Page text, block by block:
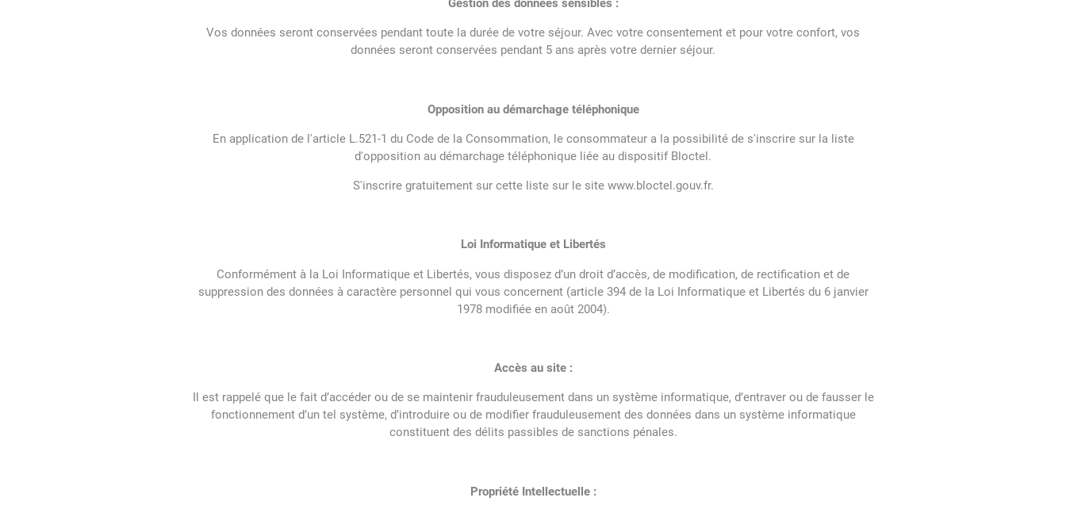
Gestion des données sensibles :
Vos données seront conservées pendant toute la durée de votre séjour. Avec votre consentement et pour votre confort, vos
données seront conservées pendant 5 ans après votre dernier séjour.
Opposition au démarchage téléphonique
En application de l'article L.521-1 du Code de la Consommation, le consommateur a la possibilité de s'inscrire sur la liste
d'opposition au démarchage téléphonique liée au dispositif Bloctel.
S'inscrire gratuitement sur cette liste sur le site www.bloctel.gouv.fr.
Loi Informatique et Libertés
Conformément à la Loi Informatique et Libertés, vous disposez d’un droit d’accès, de modification, de rectification et de
suppression des données à caractère personnel qui vous concernent (article 394 de la Loi Informatique et Libertés du 6 janvier
1978 modifiée en août 2004).
Accès au site :
Il est rappelé que le fait d’accéder ou de se maintenir frauduleusement dans un système informatique, d’entraver ou de fausser le
fonctionnement d’un tel système, d’introduire ou de modifier frauduleusement des données dans un système informatique
constituent des délits passibles de sanctions pénales.
Propriété Intellectuelle :